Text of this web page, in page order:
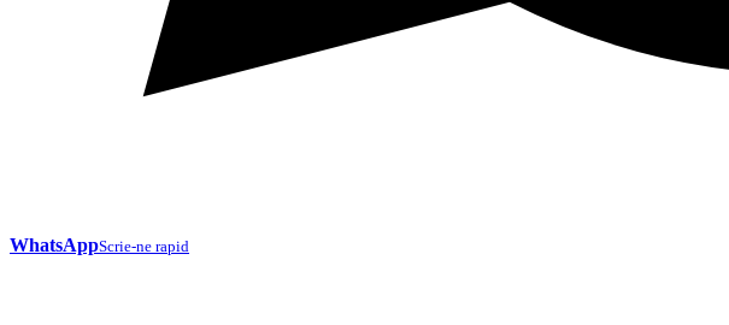
WhatsAppScrie-ne rapid